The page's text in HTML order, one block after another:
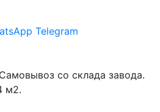
Telegram
Самовывоз со склада завода.
м2.